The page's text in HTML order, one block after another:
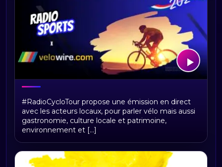
RadioCycloTour, le direct
#RadioCycloTour propose une émission en direct
avec les acteurs locaux, pour parler vélo mais aussi
gastronomie, culture locale et patrimoine,
environnement et [...]